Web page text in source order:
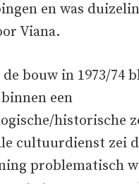
en was
Viana.
bouw in 1973/74
een
historische
cultuurdienst zei
problematisch